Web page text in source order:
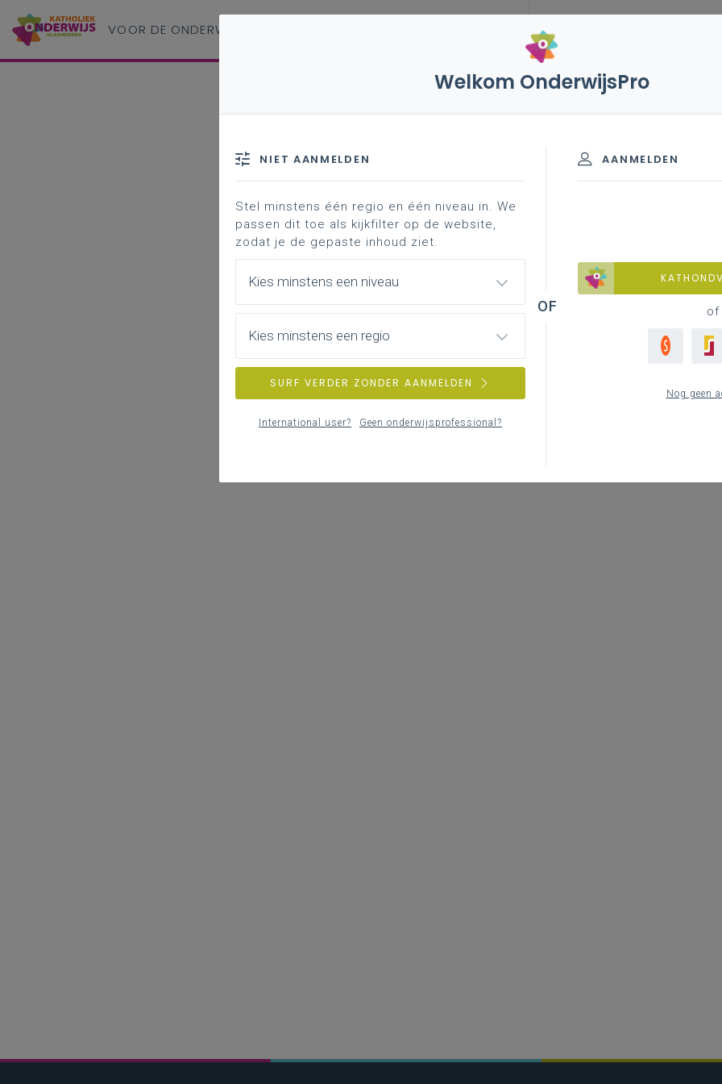
VOOR DE ONDERWIJS
Welkom OnderwijsPro
AANMELDEN
of
Nog geen
NIET AANMELDEN
Stel minstens één regio en één niveau in. We
passen dit toe als kijkfilter op de website,
zodat je de gepaste inhoud ziet.
Kies minstens een niveau
Kies minstens een regio
SURF VERDER ZONDER AANMELDEN
International user? Geen onderwijsprofessional?